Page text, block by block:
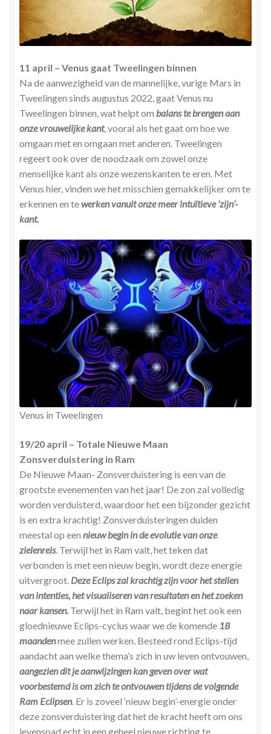
11 april – Venus gaat Tweelingen binnen
Na de aanwezigheid van de mannelijke, vurige Mars in
Tweelingen sinds augustus 2022, gaat Venus nu
Tweelingen binnen, wat helpt om balans te brengen aan
onze vrouwelijke kant, vooral als het gaat om hoe we
omgaan met en omgaan met anderen. Tweelingen
regeert ook over de noodzaak om zowel onze
menselijke kant als onze wezenskanten te eren. Met
Venus hier, vinden we het misschien gemakkelijker om te
erkennen en tewerken vanuit onze meer intuïtieve ‘zijn’-
kant.
Venus in Tweelingen
19/20 april – Totale Nieuwe Maan
Zonsverduistering in Ram
De Nieuwe Maan- Zonsverduistering is een van de
grootste evenementen van het jaar! De zon zal volledig
worden verduisterd, waardoor het een bijzonder gezicht
is en extra krachtig! Zonsverduisteringen duiden
meestal op een nieuw begin in de evolutie van onze
zielenreis. Terwijl het in Ram valt, het teken dat
verbonden is met een nieuw begin, wordt deze energie
uitvergroot. Deze Eclips zal krachtig zijn voor het stellen
van intenties, het visualiseren van resultaten en het zoeken
naar kansen. Terwijl het in Ram valt, begint het ook een
gloednieuwe Eclips-cyclus waar we de komende 18
maandenmee zullen werken. Besteed rond Eclips-tijd
aandacht aan welke thema’s zich in uw leven ontvouwen,
aangezien dit je aanwijzingen kan geven over wat
voorbestemd is om zich te ontvouwen tijdens de volgende
Ram Eclipsen. Er is zoveel ‘nieuw begin’-energie onder
deze zonsverduistering dat het de kracht heeft om ons
levenspad echt in een geheel nieuwe richting te